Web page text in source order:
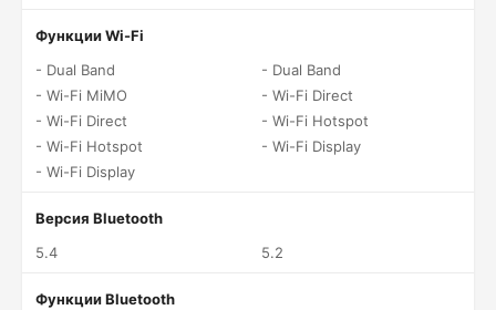
Функции Wi-Fi
- Dual Band
- Wi-Fi MiMO
- Wi-Fi Direct
- Wi-Fi Hotspot
- Wi-Fi Display
- Dual Band
- Wi-Fi Direct
- Wi-Fi Hotspot
- Wi-Fi Display
Версия Bluetooth
5.4
5.2
Функции Bluetooth